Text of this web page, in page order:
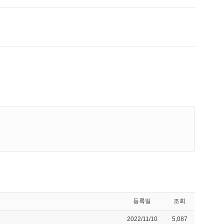
등록일 조회
2022/11/10 5,087